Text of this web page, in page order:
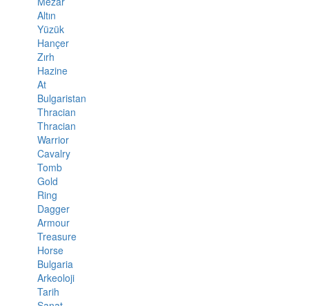
Altın
Yüzük
Hançer
Zırh
Hazine
At
Bulgaristan
Thracian
Thracian
Warrior
Cavalry
Tomb
Gold
Ring
Dagger
Armour
Treasure
Horse
Bulgaria
Arkeoloji
Tarih